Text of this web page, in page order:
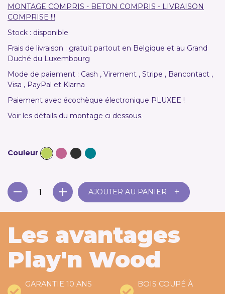
MONTAGE COMPRIS - BETON COMPRIS - LIVRAISON
COMPRISE !!!
Stock : disponible
Frais de livraison : gratuit partout en Belgique et au Grand
Duché du Luxembourg
Mode de paiement : Cash , Virement , Stripe , Bancontact ,
Visa , PayPal et Klarna
Paiement avec écochèque électronique PLUXEE !
Voir les détails du montage ci dessous.
Couleur
AJOUTER AU PANIER +
Les avantages
Play'n Wood
GARANTIE 10 ANS
BOIS COUPÉ À